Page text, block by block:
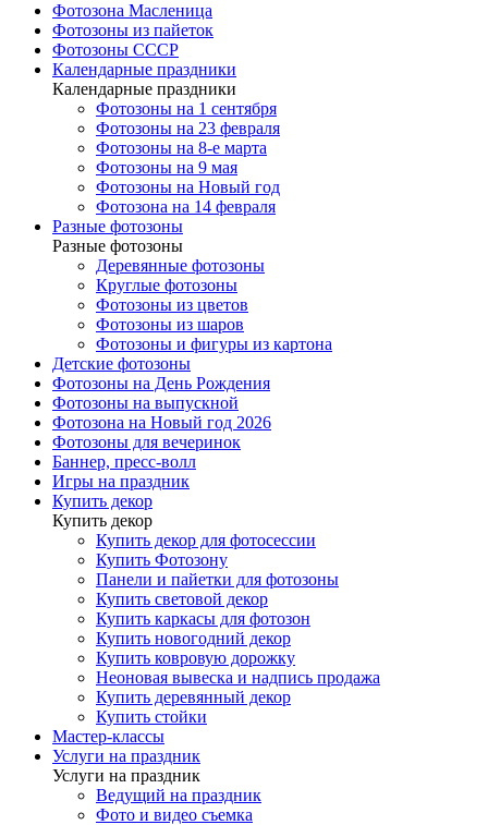
Фотозона Масленица
Фотозоны из пайеток
Фотозоны СССР
Календарные праздники
Календарные праздники
Фотозоны на 1 сентября
Фотозоны на 23 февраля
Фотозоны на 8-е марта
Фотозоны на 9 мая
Фотозоны на Новый год
Фотозона на 14 февраля
Разные фотозоны
Разные фотозоны
Деревянные фотозоны
Круглые фотозоны
Фотозоны из цветов
Фотозоны из шаров
Фотозоны и фигуры из картона
Детские фотозоны
Фотозоны на День Рождения
Фотозоны на выпускной
Фотозона на Новый год 2026
Фотозоны для вечеринок
Баннер, пресс-волл
Игры на праздник
Купить декор
Купить декор
Купить декор для фотосессии
Купить Фотозону
Панели и пайетки для фотозоны
Купить световой декор
Купить каркасы для фотозон
Купить новогодний декор
Купить ковровую дорожку
Неоновая вывеска и надпись продажа
Купить деревянный декор
Купить стойки
Мастер-классы
Услуги на праздник
Услуги на праздник
Ведущий на праздник
Фото и видео съемка